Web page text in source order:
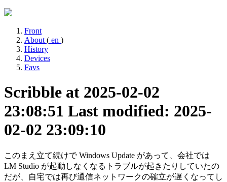
Front
About ( en )
History
Devices
Favs
Scribble at 2025-02-02
23:08:51 Last modified: 2025-
02-02 23:09:10
このまえ立て続けで Windows Update があって、会社では
LM Studio が起動しなくなるトラブルが起きたりしていたの
だが、自宅では再び通信ネットワークの確立が遅くなってし